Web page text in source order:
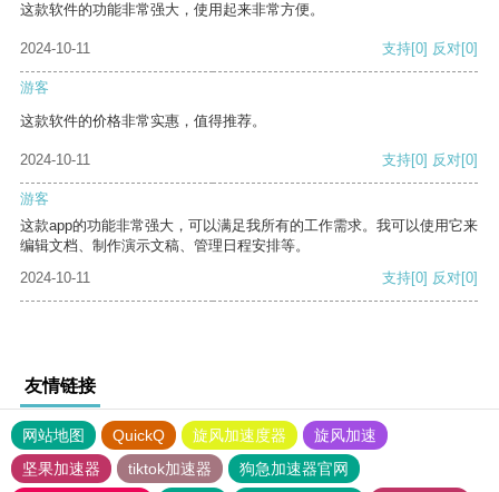
这款软件的功能非常强大，使用起来非常方便。
2024-10-11 支持[0] 反对[0]
游客
这款软件的价格非常实惠，值得推荐。
2024-10-11 支持[0] 反对[0]
游客
这款app的功能非常强大，可以满足我所有的工作需求。我可以使用它来
编辑文档、制作演示文稿、管理日程安排等。
2024-10-11
支持[0] 反对[0]
友情链接
网站地图 QuickQ 旋风加速度器
旋风加速
坚果加速器
tiktok加速器
狗急加速器官网